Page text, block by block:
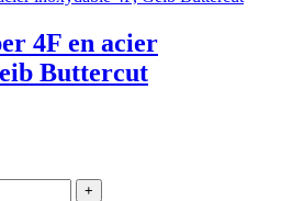
4F en acier
Buttercut
+